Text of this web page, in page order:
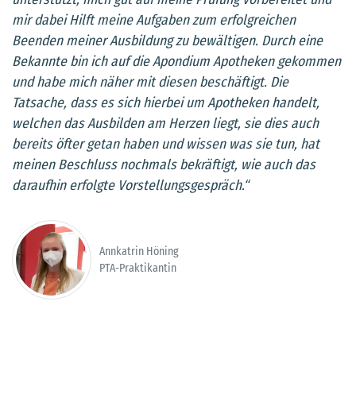
mir dabei Hilft meine Aufgaben zum erfolgreichen
Beenden meiner Ausbildung zu bewältigen. Durch eine
Bekannte bin ich auf die Apondium Apotheken gekommen
und habe mich näher mit diesen beschäftigt. Die
Tatsache, dass es sich hierbei um Apotheken handelt,
welchen das Ausbilden am Herzen liegt, sie dies auch
bereits öfter getan haben und wissen was sie tun, hat
meinen Beschluss nochmals bekräftigt, wie auch das
daraufhin erfolgte Vorstellungsgespräch.“
Annkatrin Höning
PTA-Praktikantin